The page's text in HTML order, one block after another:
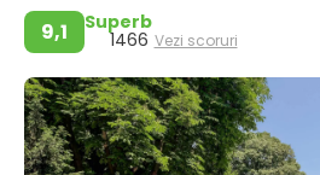
9,1 Superb
1466 Vezi scoruri